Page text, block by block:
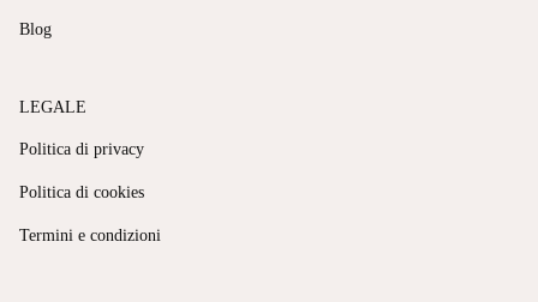
Blog
LEGALE
Politica di privacy
Politica di cookies
Termini e condizioni